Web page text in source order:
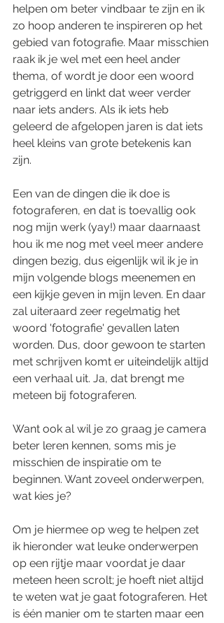
helpen om beter vindbaar te zijn en ik
zo hoop anderen te inspireren op het
gebied van fotografie. Maar misschien
raak ik je wel met een heel ander
thema, of wordt je door een woord
getriggerd en linkt dat weer verder
naar iets anders. Als ik iets heb
geleerd de afgelopen jaren is dat iets
heel kleins van grote betekenis kan
zijn.
Een van de dingen die ik doe is
fotograferen, en dat is toevallig ook
nog mijn werk (yay!) maar daarnaast
hou ik me nog met veel meer andere
dingen bezig, dus eigenlijk wil ik je in
mijn volgende blogs meenemen en
een kijkje geven in mijn leven. En daar
zal uiteraard zeer regelmatig het
woord 'fotografie' gevallen laten
worden. Dus, door gewoon te starten
met schrijven komt er uiteindelijk altijd
een verhaal uit. Ja, dat brengt me
meteen bij fotograferen.
Want ook al wil je zo graag je camera
beter leren kennen, soms mis je
misschien de inspiratie om te
beginnen. Want zoveel onderwerpen,
wat kies je?
Om je hiermee op weg te helpen zet
ik hieronder wat leuke onderwerpen
op een rijtje maar voordat je daar
meteen heen scrolt; je hoeft niet altijd
te weten wat je gaat fotograferen. Het
is één manier om te starten maar een